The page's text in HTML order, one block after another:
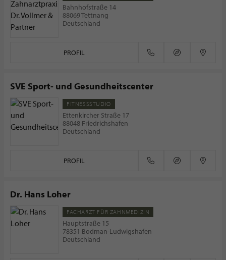
Bahnhofstraße 14
88069 Tettnang
Deutschland
PROFIL
SVE Sport- und Gesundheitscenter
FITNESSSTUDIO
Ettenkircher Straße 17
88048 Friedrichshafen
Deutschland
PROFIL
Dr. Hans Loher
FACHARZT FÜR ZAHNMEDIZIN
Hauptstraße 15
78351 Bodman-Ludwigshafen
Deutschland